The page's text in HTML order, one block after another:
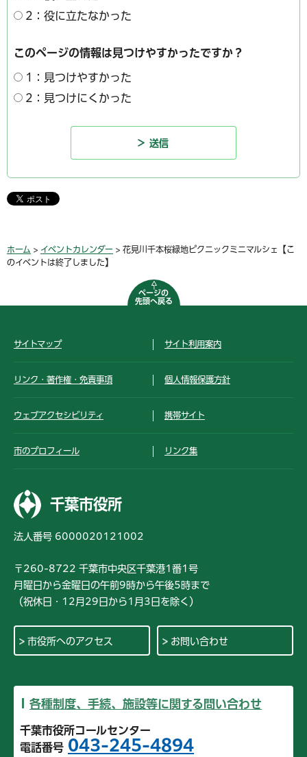
2：役に立たなかった
このページの情報は見つけやすかったですか？
1：見つけやすかった
2：見つけにくかった
ホーム > イベントカレンダー > 花見川千本桜緑地ピクニックミニマルシェ【こ
のイベントは終了しました】
ページの
先頭へ戻る
サイトマップ サイト利用案内
リンク・著作権・免責事項 個人情報保護方針
ウェブアクセシビリティ 携帯サイト
市のプロフィール リンク集
千葉市役所
法人番号 6000020121002
〒260-8722 千葉市中央区千葉港1番1号
月曜日から金曜日の午前9時から午後5時まで
（祝休日・12月29日から1月3日を除く）
市役所へのアクセス お問い合わせ
各種制度、手続、施設等に関する問い合わせ
千葉市役所コールセンター
電話番号 043-245-4894